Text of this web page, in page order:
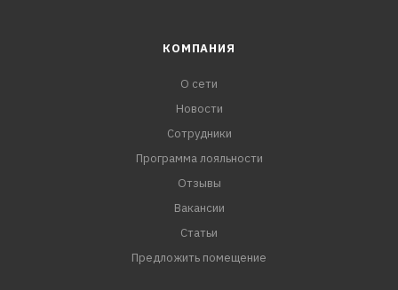
КОМПАНИЯ
О сети
Новости
Сотрудники
Программа лояльности
Отзывы
Вакансии
Статьи
Предложить помещение